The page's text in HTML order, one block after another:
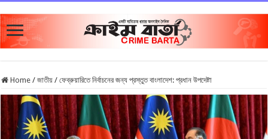
Home / জাতীয় / ফেব্রুয়ারিতে নির্বাচনের জন্য প্রস্তুত বাংলাদেশ: প্রধান উপদেষ্টা